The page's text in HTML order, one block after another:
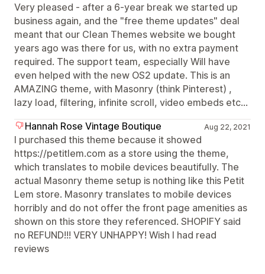
Very pleased - after a 6-year break we started up
business again, and the "free theme updates" deal
meant that our Clean Themes website we bought
years ago was there for us, with no extra payment
required. The support team, especially Will have
even helped with the new OS2 update. This is an
AMAZING theme, with Masonry (think Pinterest) ,
lazy load, filtering, infinite scroll, video embeds etc...
Hannah Rose Vintage Boutique
Aug 22, 2021
I purchased this theme because it showed
https://petitlem.com as a store using the theme,
which translates to mobile devices beautifully. The
actual Masonry theme setup is nothing like this Petit
Lem store. Masonry translates to mobile devices
horribly and do not offer the front page amenities as
shown on this store they referenced. SHOPIFY said
no REFUND!!! VERY UNHAPPY! Wish I had read
reviews